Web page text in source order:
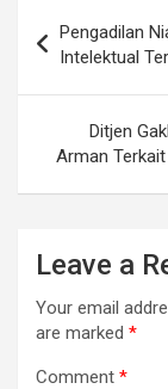
navigation
Pengadilan
Intelektual
Ditjen
Arman
Leave a
Your email
are marked *
Comment *